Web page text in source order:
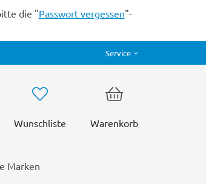
die "Passwort vergessen"-
Service
Wunschliste Warenkorb
Marken